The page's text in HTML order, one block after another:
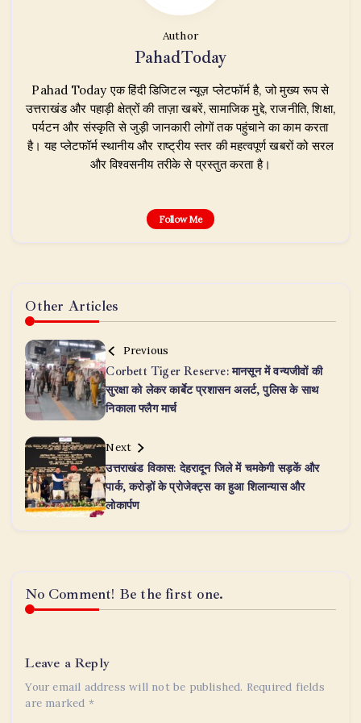
Author
PahadToday
Pahad Today एक हिंदी डिजिटल न्यूज़ प्लेटफॉर्म है, जो मुख्य रूप से
उत्तराखंड और पहाड़ी क्षेत्रों की ताज़ा खबरें, सामाजिक मुद्दे, राजनीति, शिक्षा,
पर्यटन और संस्कृति से जुड़ी जानकारी लोगों तक पहुंचाने का काम करता
है। यह प्लेटफॉर्म स्थानीय और राष्ट्रीय स्तर की महत्वपूर्ण खबरों को सरल
और विश्वसनीय तरीके से प्रस्तुत करता है।
Follow Me
Other Articles
Previous
Corbett Tiger Reserve: मानसून में वन्यजीवों की
सुरक्षा को लेकर कार्बेट प्रशासन अलर्ट, पुलिस के साथ
निकाला फ्लैग मार्च
Next
उत्तराखंड विकास: देहरादून जिले में चमकेगी सड़कें और
पार्क, करोड़ों के प्रोजेक्ट्स का हुआ शिलान्यास और
लोकार्पण
No Comment! Be the first one.
Leave a Reply
Your email address will not be published. Required fields
are marked *